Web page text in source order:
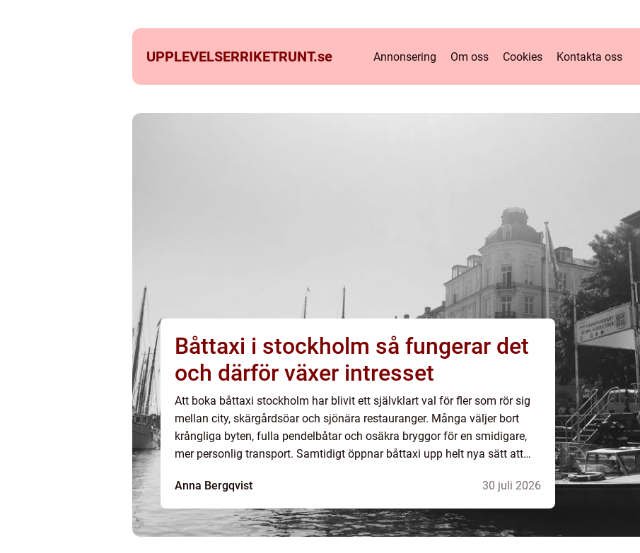
UPPLEVELSERRIKETRUNT.se Annonsering Om oss Cookies Kontakta oss
Båttaxi i stockholm så fungerar det
och därför växer intresset
Att boka båttaxi stockholm har blivit ett självklart val för fler som rör sig
mellan city, skärgårdsöar och sjönära restauranger. Många väljer bort
krångliga byten, fulla pendelbåtar och osäkra bryggor för en smidigare,
mer personlig transport. Samtidigt öppnar båttaxi upp helt nya sätt att
Anna Bergqvist
30 juli 2026